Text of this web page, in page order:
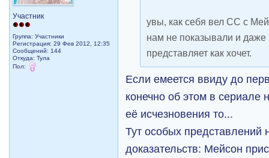
Участник
Группа: Участники
Регистрация: 29 Фев 2012, 12:35
Сообщений: 144
Откуда: Тула
Пол:
увы, как себя вел СС с
нам не показывали и
представляет как хочет.
Если емеется ввиду до
конечно об этом в сериале
её исчезновения то...
Тут особых представлений
доказательств: Мейсон